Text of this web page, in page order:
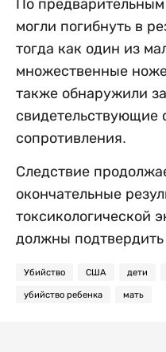
По
могли погибнуть в
тогда как один из
множественные
также обнаружили
свидетельствующие
сопротивления.
Следствие
окончательные
токсикологической
должны
Убийство США дети
убийство ребенка мать